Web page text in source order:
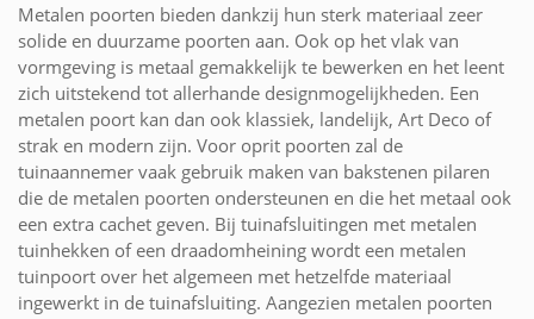
Metalen poorten bieden dankzij hun sterk materiaal zeer
solide en duurzame poorten aan. Ook op het vlak van
vormgeving is metaal gemakkelijk te bewerken en het leent
zich uitstekend tot allerhande designmogelijkheden. Een
metalen poort kan dan ook klassiek, landelijk, Art Deco of
strak en modern zijn. Voor oprit poorten zal de
tuinaannemer vaak gebruik maken van bakstenen pilaren
die de metalen poorten ondersteunen en die het metaal ook
een extra cachet geven. Bij tuinafsluitingen met metalen
tuinhekken of een draadomheining wordt een metalen
tuinpoort over het algemeen met hetzelfde materiaal
ingewerkt in de tuinafsluiting. Aangezien metalen poorten